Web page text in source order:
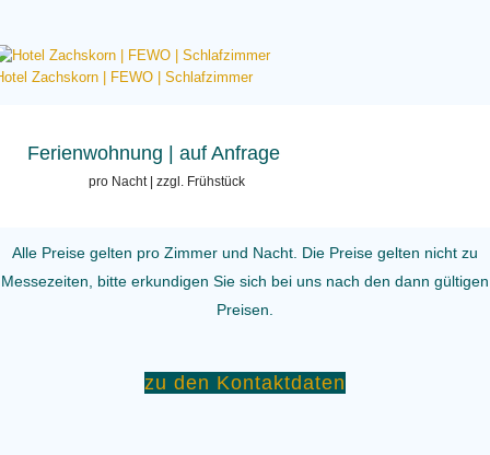
Zachskorn | FEWO | Schlafzimmer
Ferienwohnung | auf Anfrage
pro Nacht | zzgl. Frühstück
Alle Preise gelten pro Zimmer und Nacht. Die Preise gelten nicht zu
Messezeiten, bitte erkundigen Sie sich bei uns nach den dann gültigen
Preisen.
zu den Kontaktdaten